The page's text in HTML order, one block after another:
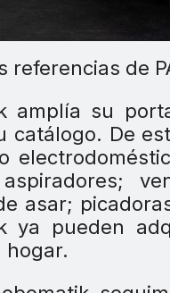
referencias de
amplía su
catálogo. De
asar;
ya pueden
hogar.